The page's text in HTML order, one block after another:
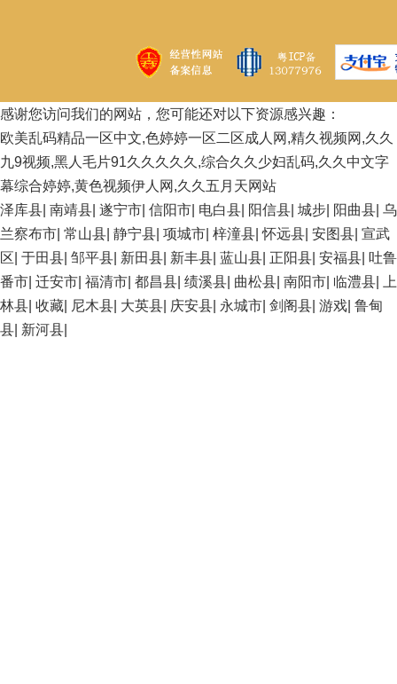
感谢您访问我们的网站，您可能还对以下资源感兴趣：
欧美乱码精品一区中文,色婷婷一区二区成人网,精久视频网,久久
九9视频,黑人毛片91久久久久久,综合久久少妇乱码,久久中文字
幕综合婷婷,黄色视频伊人网,久久五月天网站
泽库县 南靖县 遂宁市 信阳市 电白县 阳信县 城步 阳曲县 乌
兰察布市 常山县 静宁县 项城市 梓潼县 |怀远县 安图县 宣武
区 于田县 邹平县 新田县 新丰县 蓝山县 正阳县 安福县 吐鲁
番市 迁安市 福清市 都昌县 绩溪县 曲松县 南阳市 临澧县
上
林县 收藏 尼木县 大英县 庆安县 永城市 剑阁县 游戏 鲁甸
县 新河县